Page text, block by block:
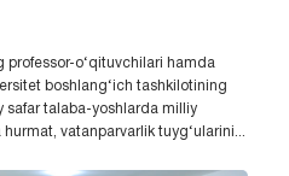
professor-o‘qituvchilari hamda
boshlang‘ich tashkilotining
safar talaba-yoshlarda milliy
vatanparvarlik tuyg‘ularini...